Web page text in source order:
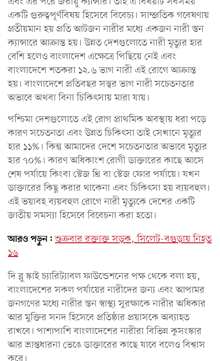
একটি গুরুত্বপূর্ণবিষয় হিসেবে বিবেচ্য। সাম্প্রতিক গবেষণায়
প্রতীয়মান হয় প্রতি আটজন নারীর মধ্যে একজন নারী স্তন
ক্যান্সারে আক্রান্ত হয়। উন্নত দেশগুলোতে নারী মৃত্যুর হার
বেশি হলেও বাংলাদেশ এক্ষেত্রে পিছিয়ে নেই এবং
বাংলাদেশে শতকরা ১২.৬ ভাগ নারী এই রোগে আক্রান্ত
হয়। বাংলাদেশে প্রতিবছর সত্ত্বর ভাগ নারী সচেতনতার
অভাবে অথবা বিনা চিকিৎসায় মারা যায়।
পশ্চিমা দেশগুলোতে এই রোগ প্রাথমিক অবস্থায় ধরা পড়ে
কারণ সচেতনতা এবং উন্নত চিকিৎসা তাই সেখানে মৃত্যুর
হার ১১%। কিন্তু আমাদের দেশে সচেতনতার অভাবে মৃত্যুর
হার ৭০%। কারণ অধিকাংশ রোগী ডাক্তারের কাছে আসে
শেষ পর্যায়ে কিংবা স্টেজ থ্রি বা স্টেজ ফোর পর্যায়ে। যখন
ডাক্তারের কিছু করার থাকেনা এবং চিকিৎসা হয় ব্যয়বহুল।
এই ভয়াবহ ব্যয়বহুল রোগে নারী মৃত্যুকে দেশের একটি
জাতীয় সমস্যা হিসেবে বিবেচনা করা হতো।
আরও পড়ুন: শুক্রবার রক্তাক্ত সড়ক, সিলেট-বগুড়ায় নিহত
১৬
দি ব্লু স্কাই চ্যারিট্যাবল ফাউন্ডেশনের পক্ষ থেকে বলা হয়,
বাংলাদেশের সকল পর্যায়ের নারীদের জন্য এবং আপামর
জনগণের মধ্যে নারীর স্তন স্বাস্থ্য সুরক্ষাকে নারীর অধিকার
আর মুক্তির সনদ হিসেবে প্রতিষ্ঠার প্রয়াসকে অব্যাহত
রাখবে। পাশাপাশি বাংলাদেশের নারীরা বিভিন্ন কুসংস্কার
আর ভ্রান্তধারনা ভেঙে ডাক্তারের কাছে যাবে বলেও বিশ্বাস